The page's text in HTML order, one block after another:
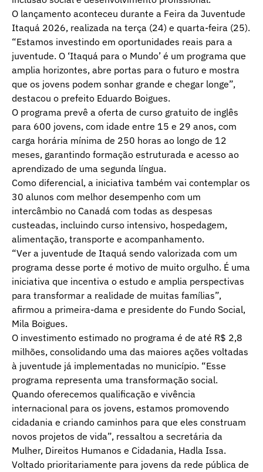
O lançamento aconteceu durante a Feira da Juventude
Itaquá 2026, realizada na terça (24) e quarta-feira (25).
“Estamos investindo em oportunidades reais para a
juventude. O ‘Itaquá para o Mundo’ é um programa que
amplia horizontes, abre portas para o futuro e mostra
que os jovens podem sonhar grande e chegar longe”,
destacou o prefeito Eduardo Boigues.
O programa prevê a oferta de curso gratuito de inglês
para 600 jovens, com idade entre 15 e 29 anos, com
carga horária mínima de 250 horas ao longo de 12
meses, garantindo formação estruturada e acesso ao
aprendizado de uma segunda língua.
Como diferencial, a iniciativa também vai contemplar os
30 alunos com melhor desempenho com um
intercâmbio no Canadá com todas as despesas
custeadas, incluindo curso intensivo, hospedagem,
alimentação, transporte e acompanhamento.
“Ver a juventude de Itaquá sendo valorizada com um
programa desse porte é motivo de muito orgulho. É uma
iniciativa que incentiva o estudo e amplia perspectivas
para transformar a realidade de muitas famílias”,
afirmou a primeira-dama e presidente do Fundo Social,
Mila Boigues.
O investimento estimado no programa é de até R$ 2,8
milhões, consolidando uma das maiores ações voltadas
à juventude já implementadas no município. “Esse
programa representa uma transformação social.
Quando oferecemos qualificação e vivência
internacional para os jovens, estamos promovendo
cidadania e criando caminhos para que eles construam
novos projetos de vida”, ressaltou a secretária da
Mulher, Direitos Humanos e Cidadania, Hadla Issa.
Voltado prioritariamente para jovens da rede pública de